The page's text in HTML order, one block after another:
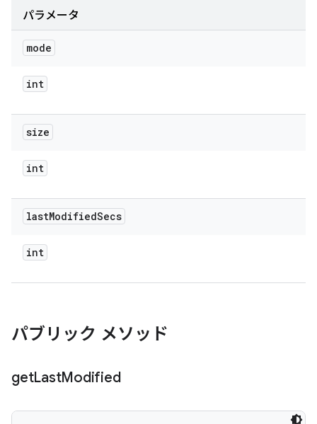
パラメータ
mode
int
size
int
lastModifiedSecs
int
パブリック メソッド
getLastModified